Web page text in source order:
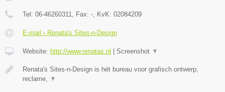
Tel: 06-46260311 , Fax: - , KvK: 02084209
E-mail › Renata's Sites-n-Design
Website: http://www.renatas.nl Screenshot ▼
Renata's Sites-n-Design is hét bureau voor grafisch ontwerp,
reclame,
▼